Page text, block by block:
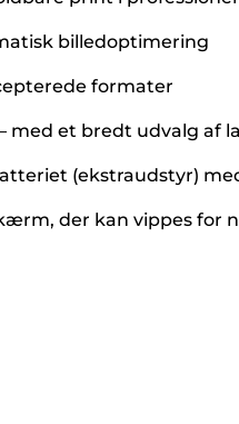
billedoptimering
formater
med et bredt udvalg af
(ekstraudstyr)
der kan vippes for